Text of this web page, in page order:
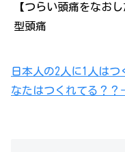
【つらい頭痛をなお
型頭痛
日本人の2人に1人は
なたはつくれてる？